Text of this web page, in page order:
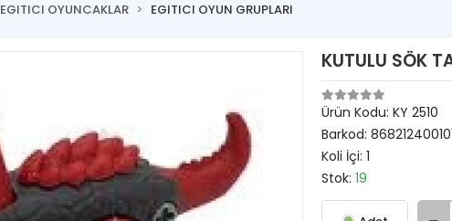
EGITICI OYUNCAKLAR EGITICI OYUN GRUPLARI
KUTULU SÖK
Ürün Kodu: KY 2510
Barkod:
Koli İçi: 1
Stok: 19